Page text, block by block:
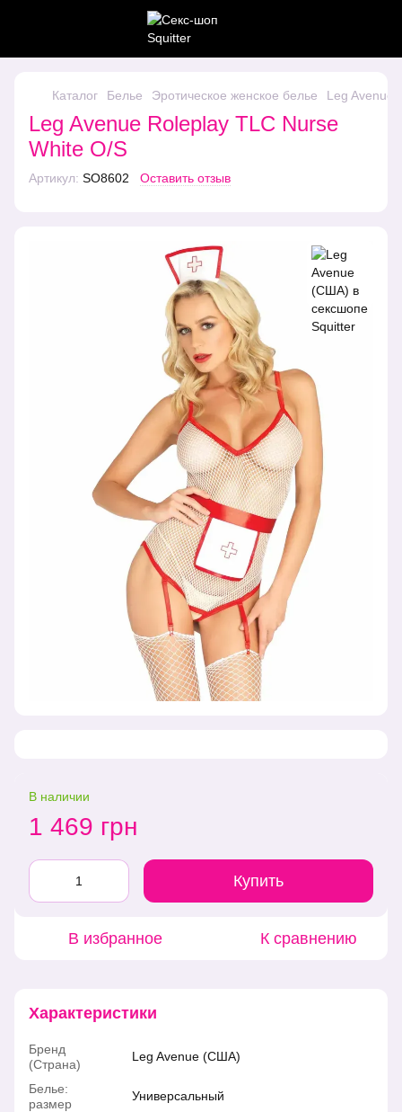
Каталог Белье Эротическое женское белье Leg Avenue
Leg Avenue Roleplay TLC Nurse
White O/S
Артикул: SO8602 Оставить отзыв
В наличии
1 469 грн
Купить
В избранное К сравнению
Характеристики
Бренд
(Страна)
Leg Avenue (США)
Белье:
размер
Универсальный